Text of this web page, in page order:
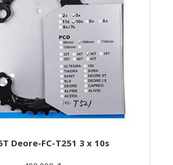
Deore-FC-T251 3 x 10s